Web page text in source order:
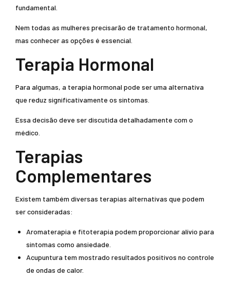
fundamental.
Nem todas as mulheres precisarão de tratamento hormonal,
mas conhecer as opções é essencial.
Terapia Hormonal
Para algumas, a terapia hormonal pode ser uma alternativa
que reduz significativamente os sintomas.
Essa decisão deve ser discutida detalhadamente com o
médico.
Terapias
Complementares
Existem também diversas terapias alternativas que podem
ser consideradas:
Aromaterapia e fitoterapia podem proporcionar alívio para
sintomas como ansiedade.
Acupuntura tem mostrado resultados positivos no controle
de ondas de calor.